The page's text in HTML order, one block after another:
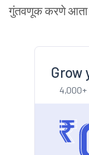
गुंतवणूक करणे आता
Grow
4,000+